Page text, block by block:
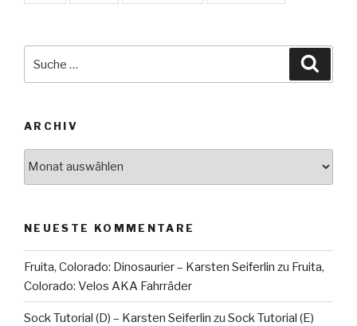
ARCHIV
NEUESTE KOMMENTARE
Fruita, Colorado: Dinosaurier – Karsten Seiferlin zu Fruita,
Colorado: Velos AKA Fahrräder
Sock Tutorial (D) – Karsten Seiferlin zu Sock Tutorial (E)